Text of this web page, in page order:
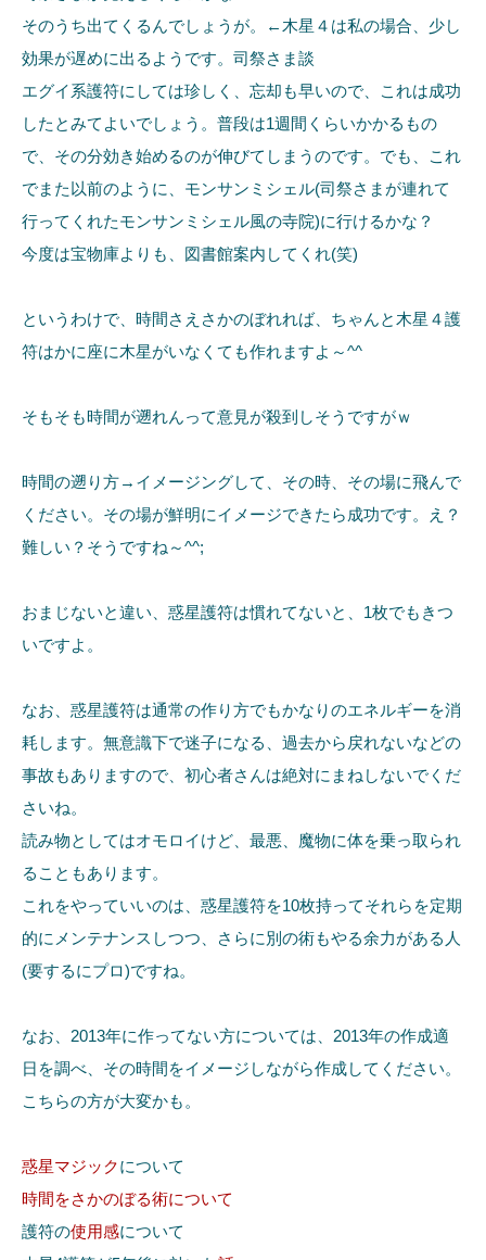
そのうち出てくるんでしょうが。←木星４は私の場合、少し
効果が遅めに出るようです。司祭さま談
エグイ系護符にしては珍しく、忘却も早いので、これは成功
したとみてよいでしょう。普段は1週間くらいかかるもの
で、その分効き始めるのが伸びてしまうのです。でも、これ
でまた以前のように、モンサンミシェル(司祭さまが連れて
行ってくれたモンサンミシェル風の寺院)に行けるかな？
今度は宝物庫よりも、図書館案内してくれ(笑)
というわけで、時間さえさかのぼれれば、ちゃんと木星４護
符はかに座に木星がいなくても作れますよ～^^
そもそも時間が遡れんって意見が殺到しそうですがｗ
時間の遡り方→イメージングして、その時、その場に飛んで
ください。その場が鮮明にイメージできたら成功です。え？
難しい？そうですね～^^;
おまじないと違い、惑星護符は慣れてないと、1枚でもきつ
いですよ。
なお、惑星護符は通常の作り方でもかなりのエネルギーを消
耗します。無意識下で迷子になる、過去から戻れないなどの
事故もありますので、初心者さんは絶対にまねしないでくだ
さいね。
読み物としてはオモロイけど、最悪、魔物に体を乗っ取られ
ることもあります。
これをやっていいのは、惑星護符を10枚持ってそれらを定期
的にメンテナンスしつつ、さらに別の術もやる余力がある人
(要するにプロ)ですね。
なお、2013年に作ってない方については、2013年の作成適
日を調べ、その時間をイメージしながら作成してください。
こちらの方が大変かも。
惑星マジックについて
時間をさかのぼる術について
護符の使用感について